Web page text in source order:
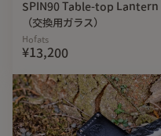
SPIN90 Table-top Lantern
（交換用ガラス）
Hofats
¥13,200